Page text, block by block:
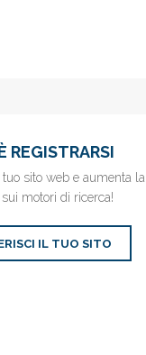
REGISTRARSI
tuo sito web e aumenta la
motori di ricerca!
IL TUO SITO